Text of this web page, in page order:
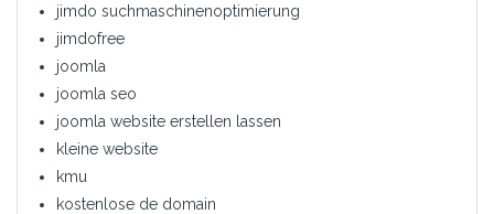
jimdo suchmaschinenoptimierung
jimdofree
joomla
joomla seo
joomla website erstellen lassen
kleine website
kmu
kostenlose de domain